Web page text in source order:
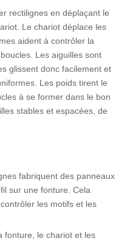
rectilignes en déplaçant le
Le chariot déplace les
aident à contrôler la
Les aiguilles sont
glissent donc facilement et
Les poids tirent le
à se former dans le bon
stables et espacées, de
fabriquent des panneaux
sur une fonture. Cela
les motifs et les
fonture, le chariot et les